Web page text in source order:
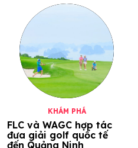
KHÁM PHÁ
FLC và WAGC hợp tác
đưa giải golf quốc tế
đến Quảng Ninh